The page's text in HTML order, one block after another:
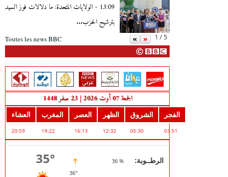
13:09 - الولايات المتحدة: ما دلالات فوز السيد
بترشيح الحزب...
« » 1 / 5
Toutes les news BBC
الجمعة 07 أوت 2026 | 23 صفر 1448
العشاء المغرب العصر الظهر الشروق الفجر
20:59 19:22 16:13 12:32 05:30 03:51
الرطــوبة:
% 36
36°
35°